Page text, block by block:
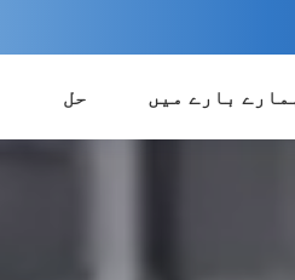
حل ہمارے بارے میں